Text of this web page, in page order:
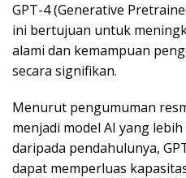
GPT-4 (Generative
ini bertujuan untuk
alami dan kemampuan
secara signifikan.
Menurut pengumuman
menjadi model AI yang
daripada pendahulunya,
dapat memperluas